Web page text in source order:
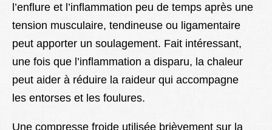
l’enflure et l’inflammation peu de temps après une
tension musculaire, tendineuse ou ligamentaire
peut apporter un soulagement. Fait intéressant,
une fois que l’inflammation a disparu, la chaleur
peut aider à réduire la raideur qui accompagne
les entorses et les foulures.
Une compresse froide utilisée brièvement sur la